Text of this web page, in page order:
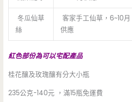
冬瓜仙草
絲
客家手工仙草，6~10月
供應
紅色部份為可以宅配產品
桂花釀及玫瑰釀有分大小瓶
235公克-140元 ，滿15瓶免運費